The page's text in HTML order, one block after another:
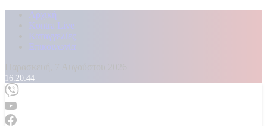
Αρχική
Kontra Live
Καταγγελίες
Επικοινωνία
16:20:46